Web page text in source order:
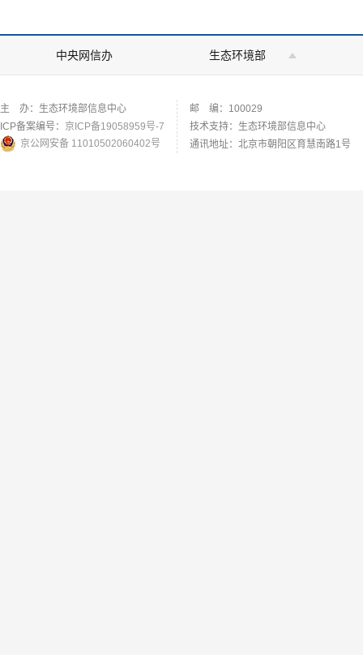
中央网信办 生态环境部
主 办：生态环境部信息中心
ICP备案编号： 京ICP备19058959号-7
京公网安备 11010502060402号
邮 编：100029
技术支持：生态环境部信息中心
通讯地址：北京市朝阳区育慧南路1号